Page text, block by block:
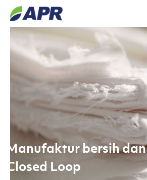
Skip
main
content
Manufakturbersihdan
Closed Loop